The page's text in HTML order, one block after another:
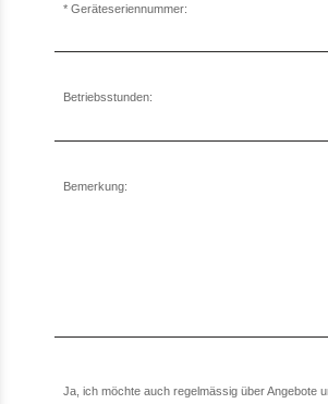
Bemerkung:
Geräteseriennummer:
Betriebsstunden:
Ja, ich möchte auch regelmässig über Angebote